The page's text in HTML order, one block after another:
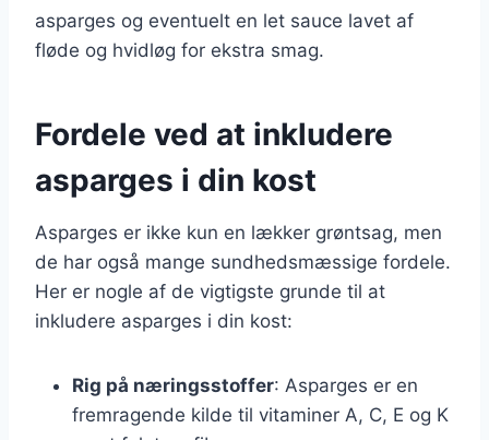
asparges og eventuelt en let sauce lavet af
fløde og hvidløg for ekstra smag.
Fordele ved at inkludere
asparges i din kost
Asparges er ikke kun en lækker grøntsag, men
de har også mange sundhedsmæssige fordele.
Her er nogle af de vigtigste grunde til at
inkludere asparges i din kost:
Rig på næringsstoffer: Asparges er en
fremragende kilde til vitaminer A, C, E og K